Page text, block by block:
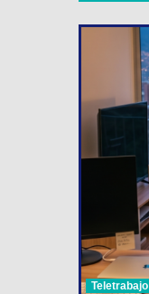
Teletrabajo